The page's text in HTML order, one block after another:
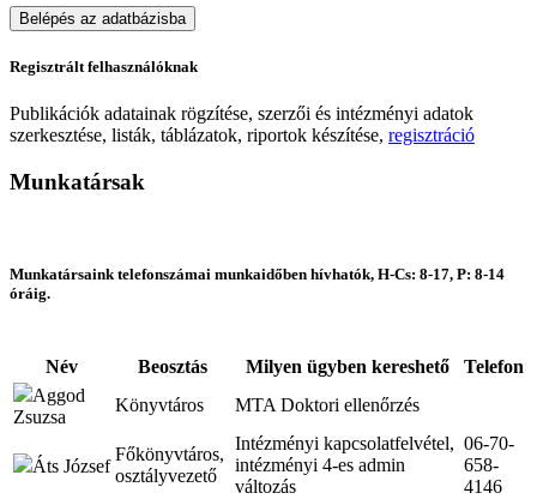
Belépés az adatbázisba
Regisztrált felhasználóknak
Publikációk adatainak rögzítése, szerzői és intézményi adatok
szerkesztése, listák, táblázatok, riportok készítése, regisztráció
Munkatársak
Munkatársaink telefonszámai munkaidőben hívhatók, H-Cs: 8-17, P: 8-14
óráig.
Név Beosztás Milyen ügyben kereshető
Telefon
Aggod
Zsuzsa
Könyvtáros MTA Doktori ellenőrzés
Áts József
Főkönyvtáros,
osztályvezető
Intézményi kapcsolatfelvétel,
intézményi 4-es admin
változás
06-70-
658-
4146